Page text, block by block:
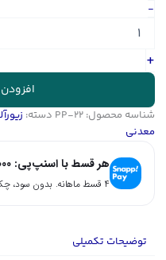
-
عقیق
معدنی
کد
PP-
عدد
+
شناسه محصول: PP-22 دسته:
معدنی
هر قسط با اسنپ‌پی:
۴ قسط ماهانه. بدون سود، چک و ضامن.
توضیحات تکمیلی